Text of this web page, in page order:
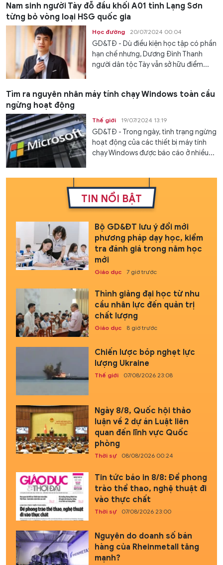
Nam sinh người Tày đỗ đầu khối A01 tỉnh Lạng Sơn
từng bỏ vòng loại HSG quốc gia
Học đường 20/07/2024 00:04
GD&TĐ - Dù điều kiện học tập có phần
hạn chế nhưng, Dương Đình Thanh
người dân tộc Tày vẫn sở hữu điểm...
Tìm ra nguyên nhân máy tính chạy Windows toàn cầu
ngừng hoạt động
Thế giới 19/07/2024 13:19
GD&TĐ - Trong ngày, tình trạng ngừng
hoạt động của các thiết bị máy tính
chạy Windows được báo cáo ở nhiều...
TIN NỔI BẬT
Bộ GD&ĐT lưu ý đổi mới
phương pháp dạy học, kiểm
tra đánh giá trong năm học
mới
Giáo dục 7 giờ trước
Thỉnh giảng đại học từ nhu
cầu nhân lực đến quản trị
chất lượng
Giáo dục 8 giờ trước
Chiến lược bóp nghẹt lực
lượng Ukraine
Thế giới 07/08/2026 23:08
Ngày 8/8, Quốc hội thảo
luận về 2 dự án Luật liên
quan đến lĩnh vực Quốc
phòng
Thời sự 08/08/2026 00:24
Tin tức báo in 8/8: Để phong
trào thể thao, nghệ thuật đi
vào thực chất
Thời sự 07/08/2026 23:00
Nguyên do doanh số bán
hàng của Rheinmetall tăng
mạnh?